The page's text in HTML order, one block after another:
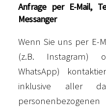
Anfrage per E-Mail,
Messanger
Wenn Sie uns per E-
(z.B. Instagram)
WhatsApp)
inklusive aller